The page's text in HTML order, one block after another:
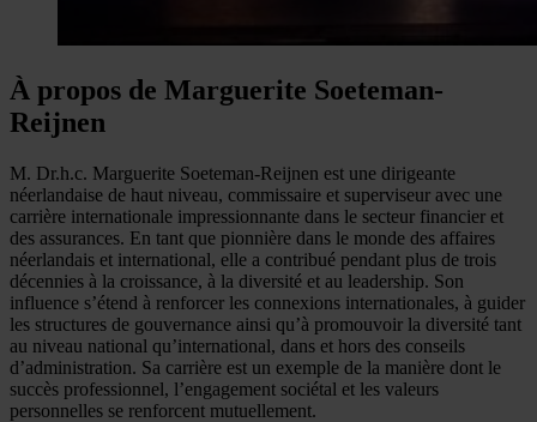
À propos de Marguerite Soeteman-
Reijnen
M. Dr.h.c. Marguerite Soeteman-Reijnen est une dirigeante
néerlandaise de haut niveau, commissaire et superviseur avec une
carrière internationale impressionnante dans le secteur financier et
des assurances. En tant que pionnière dans le monde des affaires
néerlandais et international, elle a contribué pendant plus de trois
décennies à la croissance, à la diversité et au leadership. Son
influence s’étend à renforcer les connexions internationales, à guider
les structures de gouvernance ainsi qu’à promouvoir la diversité tant
au niveau national qu’international, dans et hors des conseils
d’administration. Sa carrière est un exemple de la manière dont le
succès professionnel, l’engagement sociétal et les valeurs
personnelles se renforcent mutuellement.